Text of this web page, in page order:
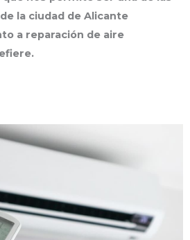
la ciudad de Alicante
a reparación de aire